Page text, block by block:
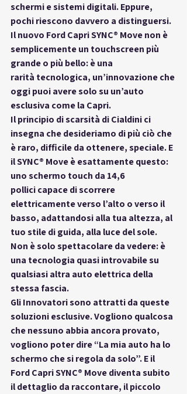
schermi e sistemi digitali. Eppure,
pochi riescono davvero a distinguersi.
Il nuovo Ford Capri SYNC® Move non è
semplicemente un touchscreen più
grande o più bello: è una
rarità tecnologica, un’innovazione che
oggi puoi avere solo su un’auto
esclusiva come la Capri.
Il principio di scarsità di Cialdini ci
insegna che desideriamo di più ciò che
è raro, difficile da ottenere, speciale. E
il SYNC® Move è esattamente questo:
uno schermo touch da 14,6
pollici capace di scorrere
elettricamente verso l’alto o verso il
basso, adattandosi alla tua altezza, al
tuo stile di guida, alla luce del sole.
Non è solo spettacolare da vedere: è
una tecnologia quasi introvabile su
qualsiasi altra auto elettrica della
stessa fascia.
Gli Innovatori sono attratti da queste
soluzioni esclusive. Vogliono qualcosa
che nessuno abbia ancora provato,
vogliono poter dire “La mia auto ha lo
schermo che si regola da solo”. E il
Ford Capri SYNC® Move diventa subito
il dettaglio da raccontare, il piccolo